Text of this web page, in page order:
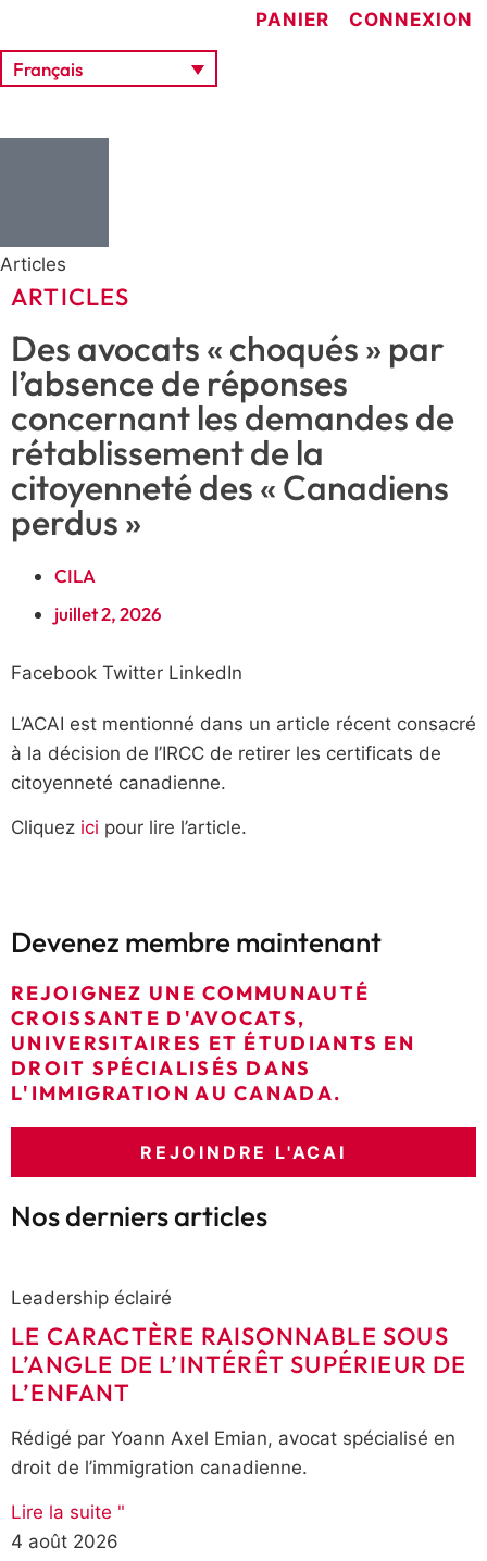
PANIER CONNEXION
Français
Articles
ARTICLES
Des avocats « choqués » par
l’absence de réponses
concernant les demandes de
rétablissement de la
citoyenneté des « Canadiens
perdus »
CILA
juillet 2, 2026
Facebook Twitter LinkedIn
L’ACAI est mentionné dans un article récent consacré
à la décision de l’IRCC de retirer les certificats de
citoyenneté canadienne.
Cliquez ici pour lire l’article.
Devenez membre maintenant
REJOIGNEZ UNE COMMUNAUTÉ
CROISSANTE D'AVOCATS,
UNIVERSITAIRES ET ÉTUDIANTS EN
DROIT SPÉCIALISÉS DANS
L'IMMIGRATION AU CANADA.
REJOINDRE L'ACAI
Nos derniers articles
Leadership éclairé
LE CARACTÈRE RAISONNABLE SOUS
L’ANGLE DE L’INTÉRÊT SUPÉRIEUR DE
L’ENFANT
Rédigé par Yoann Axel Emian, avocat spécialisé en
droit de l’immigration canadienne.
Lire la suite "
4 août 2026